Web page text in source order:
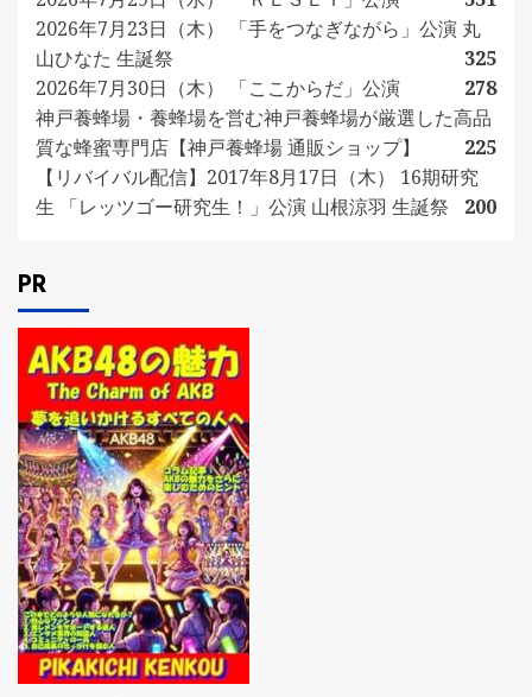
2026年7月23日（木） 「手をつなぎながら」公演 丸
山ひなた 生誕祭
325
2026年7月30日（木） 「ここからだ」公演
278
神戸養蜂場・養蜂場を営む神戸養蜂場が厳選した高品
質な蜂蜜専門店【神戸養蜂場 通販ショップ】
225
【リバイバル配信】2017年8月17日（木） 16期研究
生 「レッツゴー研究生！」公演 山根涼羽 生誕祭
200
PR